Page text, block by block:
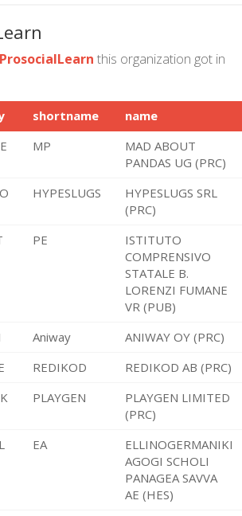
ProsocialLearn this organization got in
shortname
name
MP
MAD ABOUT
PANDAS UG (PRC)
HYPESLUGS
HYPESLUGS SRL
(PRC)
PE
ISTITUTO
COMPRENSIVO
STATALE B.
LORENZI FUMANE
VR (PUB)
Aniway
ANIWAY OY (PRC)
REDIKOD
REDIKOD AB (PRC)
PLAYGEN
PLAYGEN LIMITED
(PRC)
EA
ELLINOGERMANIKI
AGOGI SCHOLI
PANAGEA SAVVA
AE (HES)